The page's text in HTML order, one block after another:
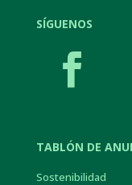
SÍGUENOS
TABLÓN DE
Sostenibilidad